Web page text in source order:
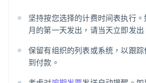
坚持按您选择的计费时间表执行
月的第一天发出，请当天立即发出
保留有组织的列表或系统，以跟
到付款。